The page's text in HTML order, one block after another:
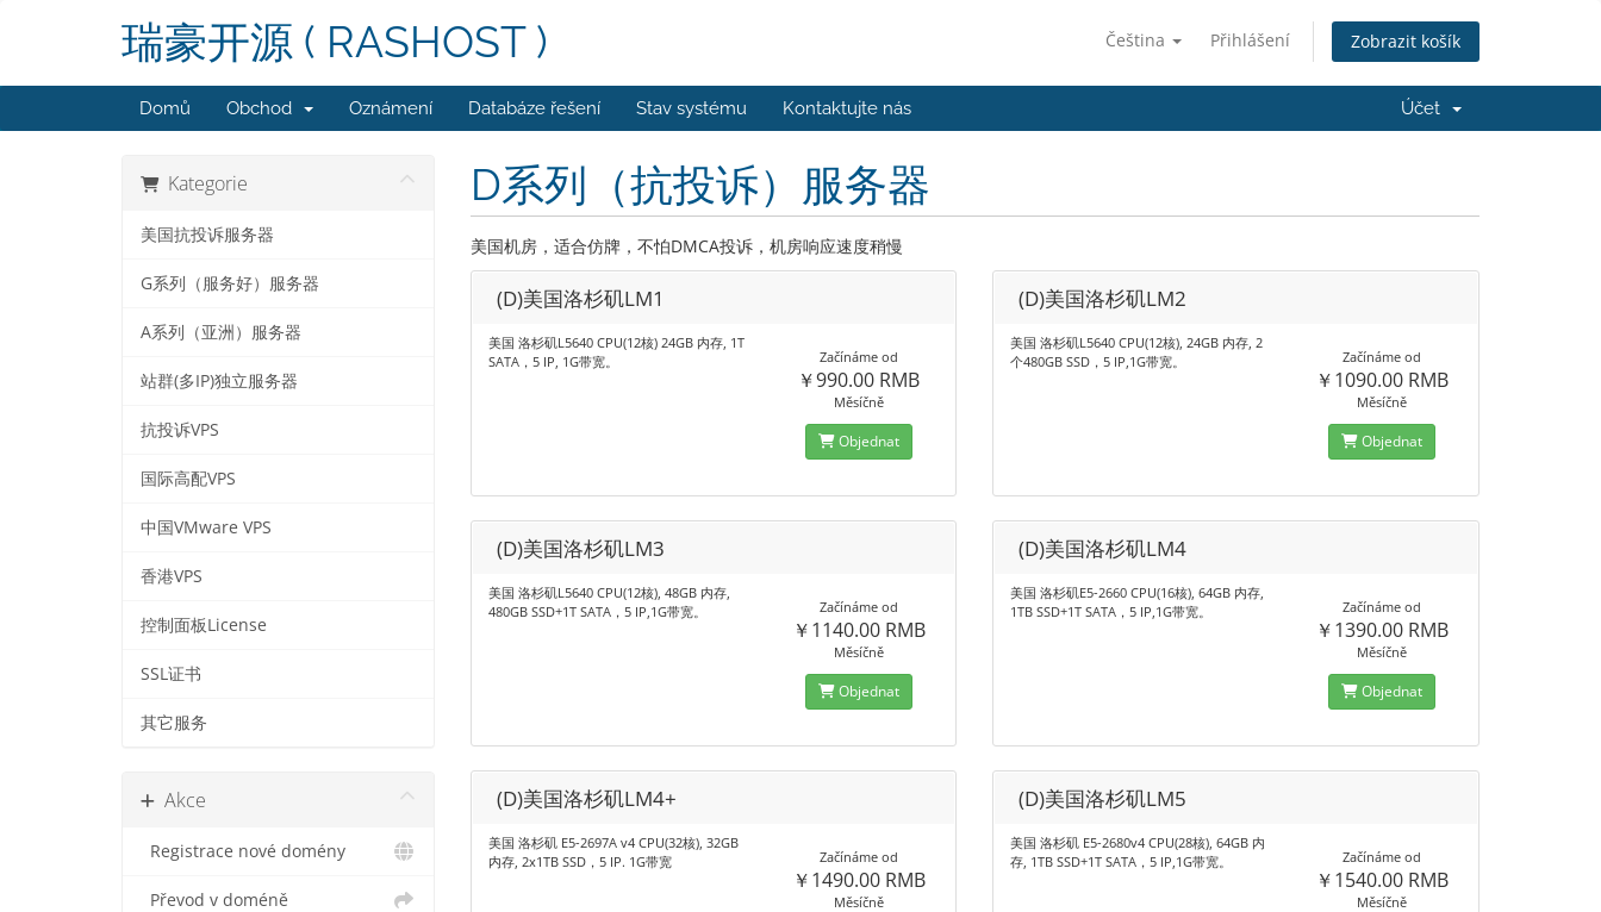
Čeština Přihlášení Zobrazit košík
瑞豪开源 ( RASHOST )
Domů Obchod Oznámení Databáze řešení Stav systému Kontaktujte nás Účet
Kategorie
美国抗投诉服务器
G系列（服务好）服务器
A系列（亚洲）服务器
站群(多IP)独立服务器
抗投诉VPS
国际高配VPS
中国VMware VPS
香港VPS
控制面板License
SSL证书
其它服务
Akce
Registrace nové domény
Převod v doméně
D系列（抗投诉）服务器
美国机房，适合仿牌，不怕DMCA投诉，机房响应速度稍慢
(D)美国洛杉矶LM1
美国 洛杉矶L5640 CPU(12核) 24GB 内存, 1T
SATA，5 IP, 1G带宽。
Začínáme od
￥990.00 RMB
Měsíčně
Objednat
(D)美国洛杉矶LM2
美国 洛杉矶L5640 CPU(12核), 24GB 内存, 2
个480GB SSD，5 IP,1G带宽。
Začínáme od
￥1090.00 RMB
Měsíčně
Objednat
(D)美国洛杉矶LM3
美国 洛杉矶L5640 CPU(12核), 48GB 内存,
480GB SSD+1T SATA，5 IP,1G带宽。
Začínáme od
￥1140.00 RMB
Měsíčně
Objednat
(D)美国洛杉矶LM4
美国 洛杉矶E5-2660 CPU(16核), 64GB 内存,
1TB SSD+1T SATA，5 IP,1G带宽。
Začínáme od
￥1390.00 RMB
Měsíčně
Objednat
(D)美国洛杉矶LM4+
美国 洛杉矶 E5-2697A v4 CPU(32核), 32GB
内存, 2x1TB SSD，5 IP. 1G带宽
Začínáme od
￥1490.00 RMB
Měsíčně
(D)美国洛杉矶LM5
美国 洛杉矶 E5-2680v4 CPU(28核), 64GB 内
存, 1TB SSD+1T SATA，5 IP,1G带宽。
Začínáme od
￥1540.00 RMB
Měsíčně